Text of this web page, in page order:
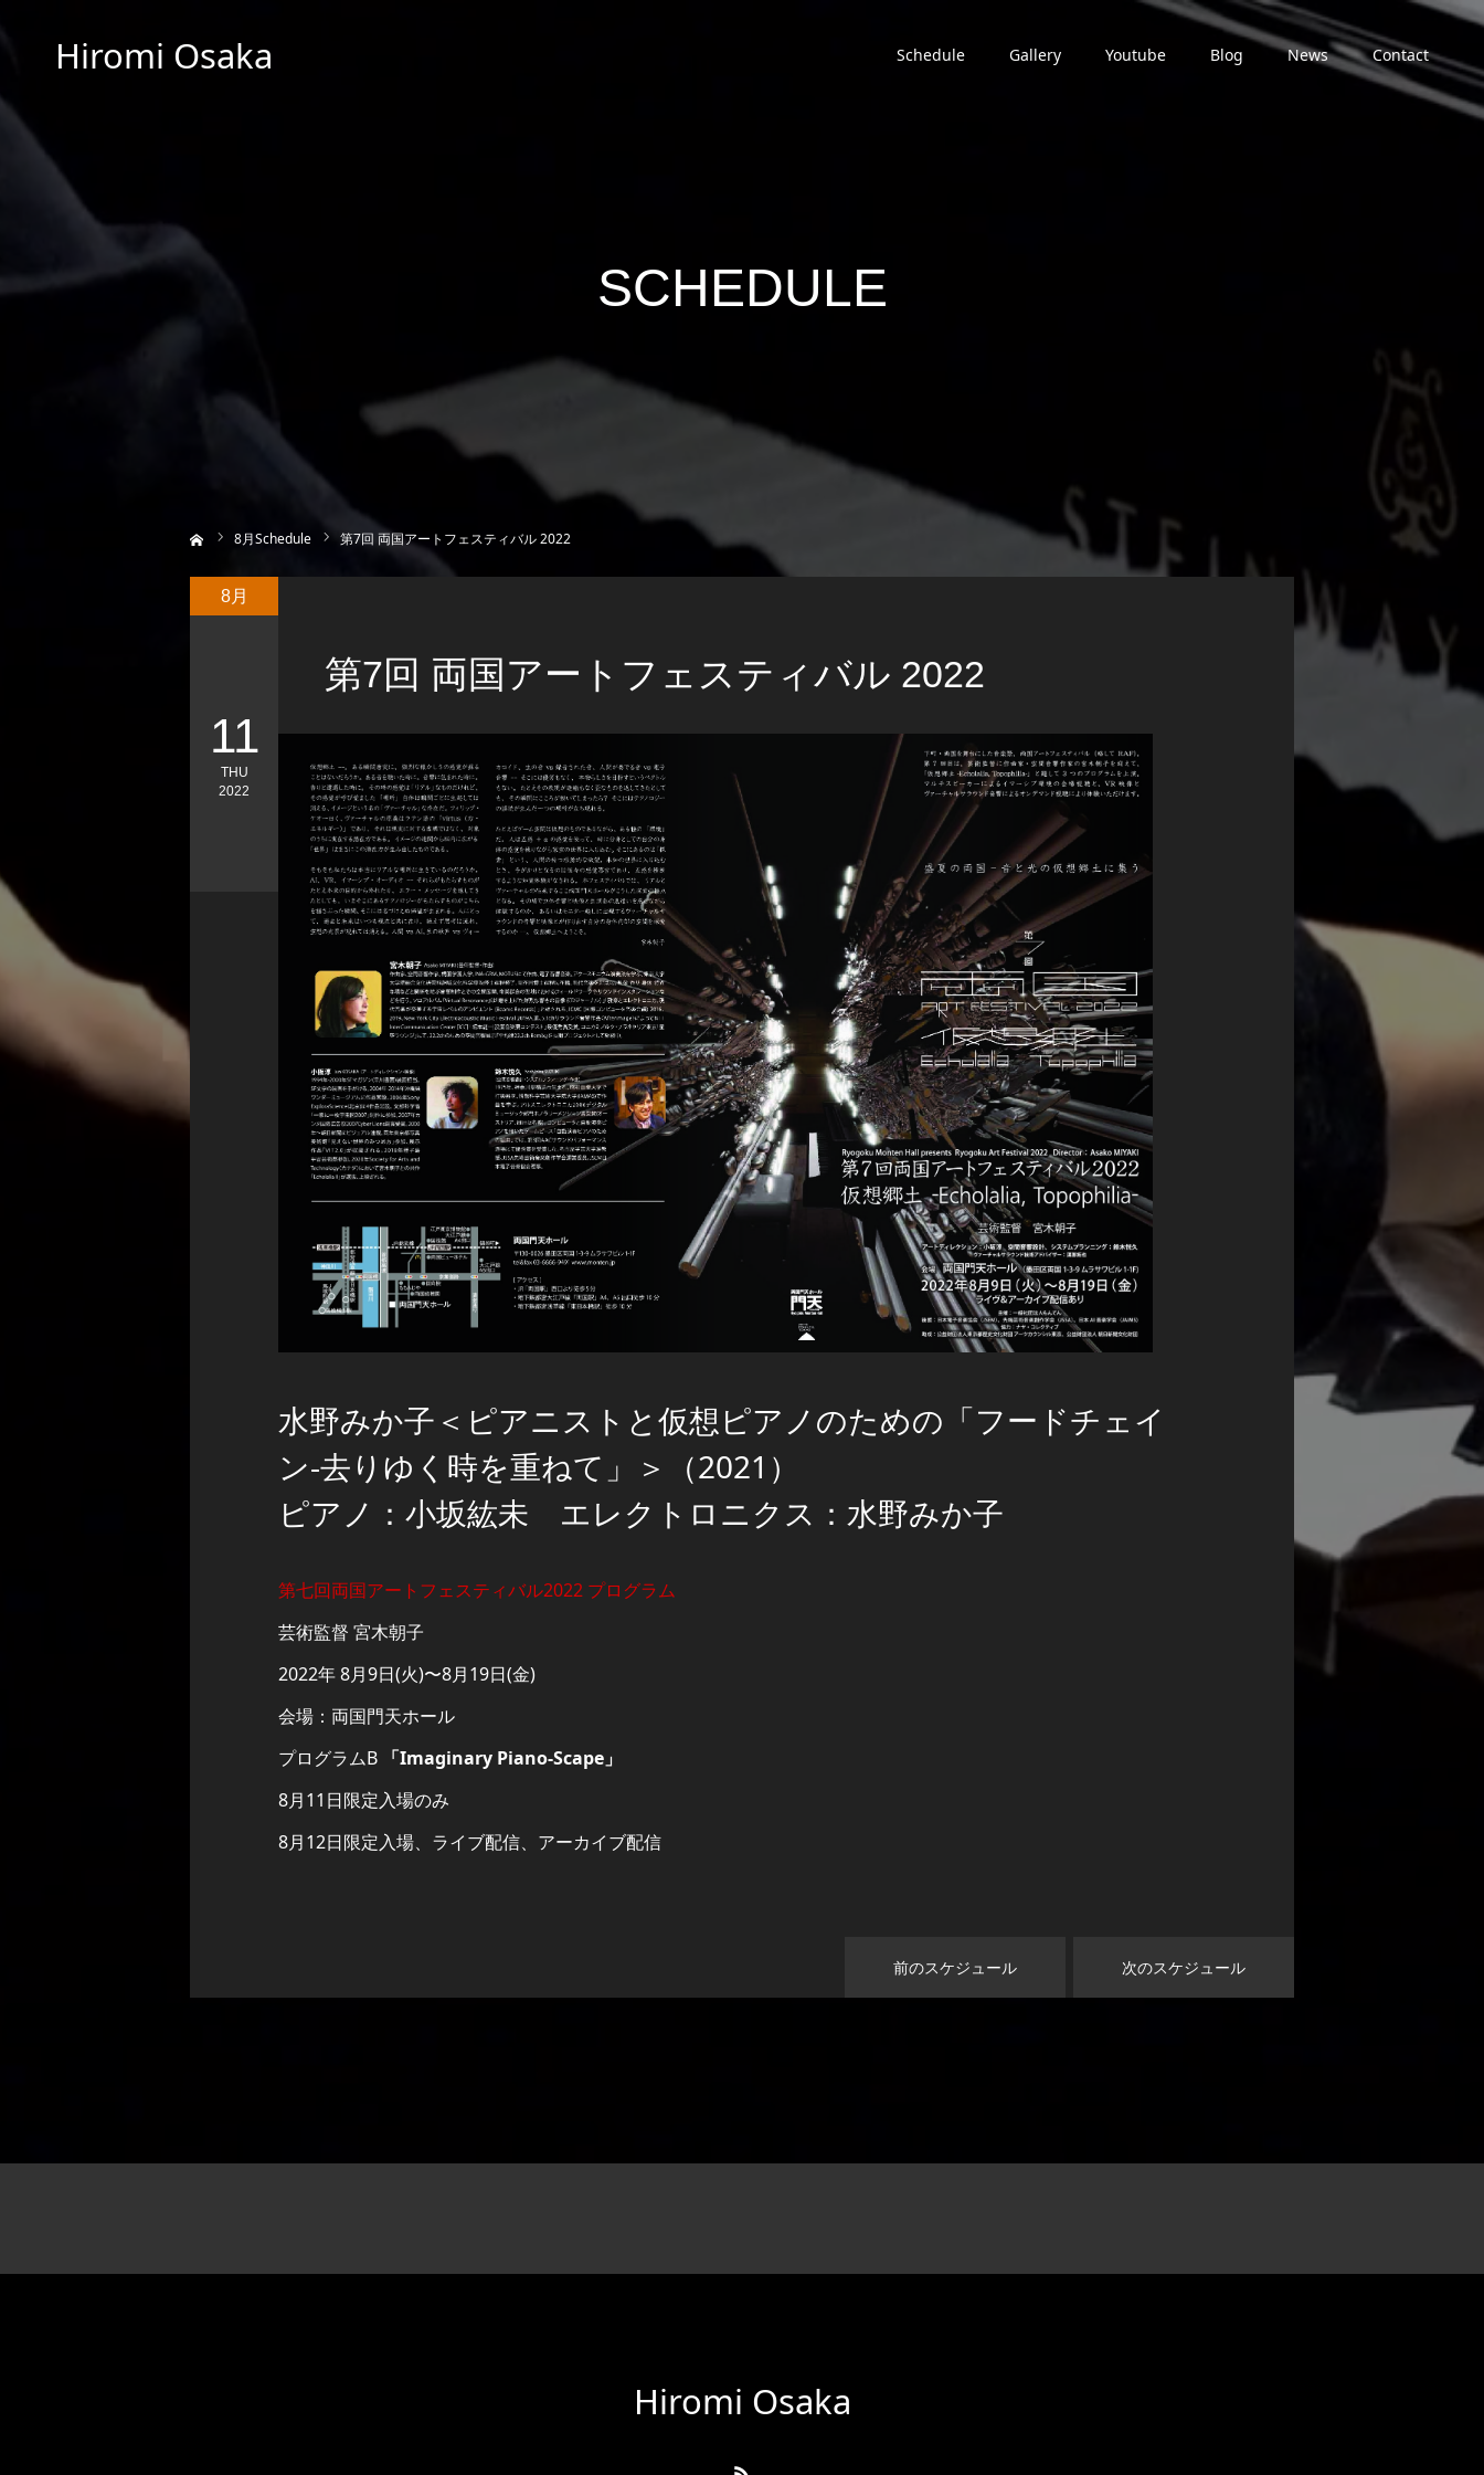
Hiromi Osaka Schedule Gallery Youtube Blog News Contact
SCHEDULE
8月Schedule 第7回 両国アートフェスティバル 2022
第7回 両国アートフェスティバル 2022
8月
11
THU
2022
水野みか子＜ピアニストと仮想ピアノのための「フードチェイ
ン-去りゆく時を重ねて」＞（2021）
ピアノ：小坂紘未 エレクトロニクス：水野みか子
第七回両国アートフェスティバル2022 プログラム
芸術監督 宮木朝子
2022年 8月9日(火)〜8月19日(金)
会場：両国門天ホール
プログラムB 「Imaginary Piano-Scape」
8月11日限定入場のみ
8月12日限定入場、ライブ配信、アーカイブ配信
前のスケジュール 次のスケジュール
Hiromi Osaka